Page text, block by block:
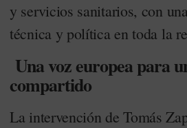
y servicios sanitarios, con
técnica y política en toda la
Una voz europea para
compartido
La intervención de Tomás